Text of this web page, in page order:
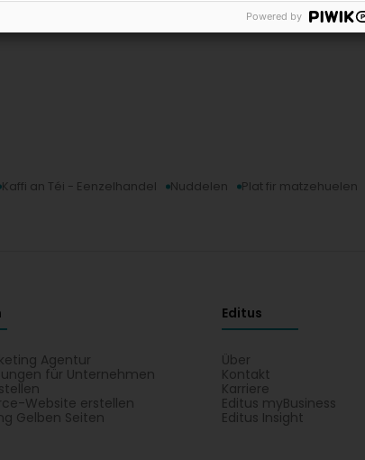
Kaffi an Téi - Eenzelhandel Nuddelen Plat fir matzehuelen
Agentur
für Unternehmen
Website erstellen
Gelben Seiten
Editus
Über
Kontakt
Karriere
Editus myBusiness
Editus Insight
Powered by